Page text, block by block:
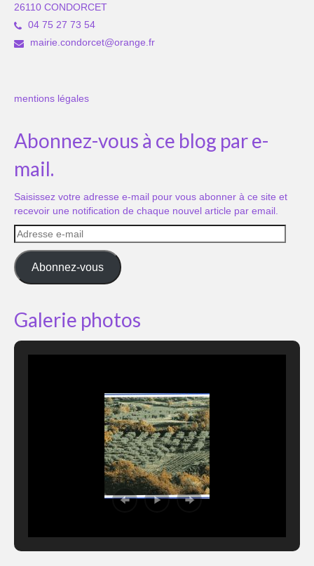
26110 CONDORCET
04 75 27 73 54
mairie.condorcet@orange.fr
mentions légales
Abonnez-vous à ce blog par e-
mail.
Saisissez votre adresse e-mail pour vous abonner à ce site et
recevoir une notification de chaque nouvel article par email.
Adresse
e-
mail
Abonnez-vous
Galerie photos